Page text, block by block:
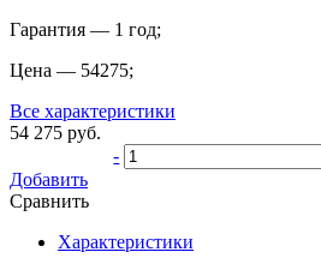
Гарантия — 1 год;
Цена — 54275;
Все характеристики
54 275 руб.
-
Добавить
Сравнить
Характеристики